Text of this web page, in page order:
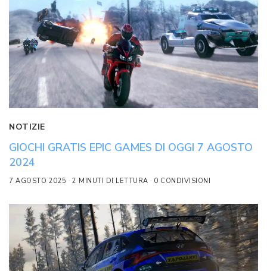
NOTIZIE
GIOCHI GRATIS EPIC GAMES DI OGGI 7 AGOSTO
2024
7 AGOSTO 2025 2 MINUTI DI LETTURA 0 CONDIVISIONI